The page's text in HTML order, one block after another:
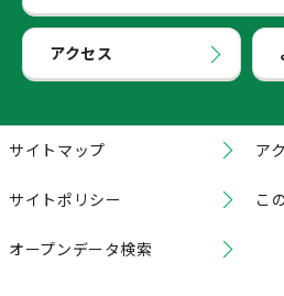
アクセス
サイトマップ ア
サイトポリシー こ
オープンデータ検索